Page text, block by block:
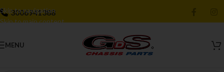
Skip to navigation
Skip to main content
3006941388
MENU